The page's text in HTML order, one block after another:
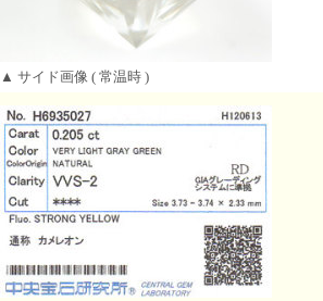
▲ サイド画像 ( 常温時 )